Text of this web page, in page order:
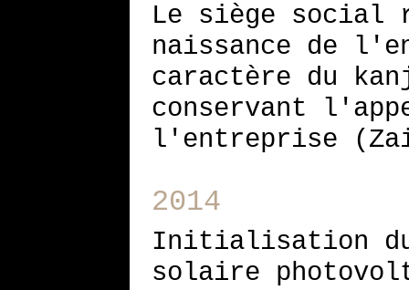
Le siège social
naissance de
caractère du
conservant
l'entreprise
2014
Initialisation
solaire